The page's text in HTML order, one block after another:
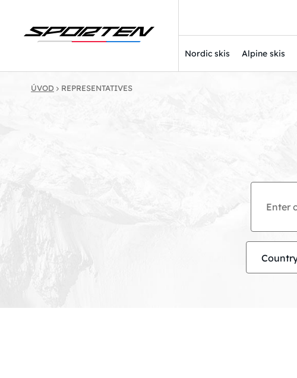
Nordic skis Alpine skis
ÚVOD REPRESENTATIVES